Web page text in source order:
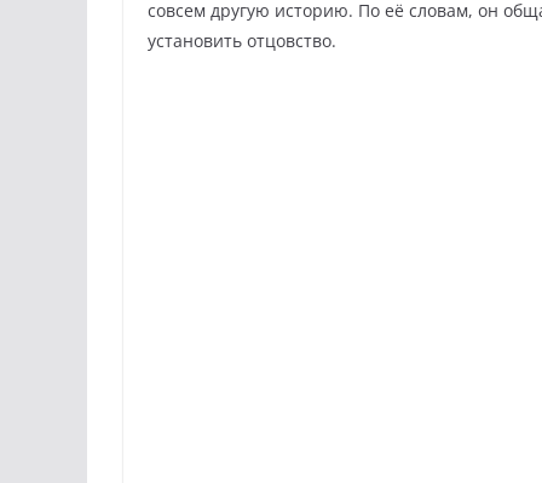
совсем другую историю. По её словам, он
установить отцовство.